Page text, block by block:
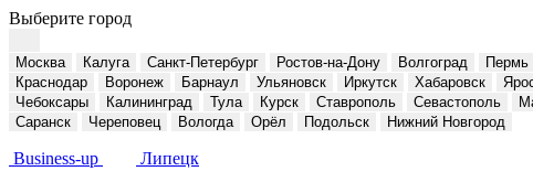
Выберите город
Москва Калуга Санкт-Петербург Ростов-на-Дону Волгоград Пермь
Краснодар
Воронеж Барнаул Ульяновск Иркутск Хабаровск
Чебоксары
Калининград Тула Курск Ставрополь Севастополь
Саранск
Череповец Вологда Орёл Подольск Нижний Новгород
Business-up Липецк